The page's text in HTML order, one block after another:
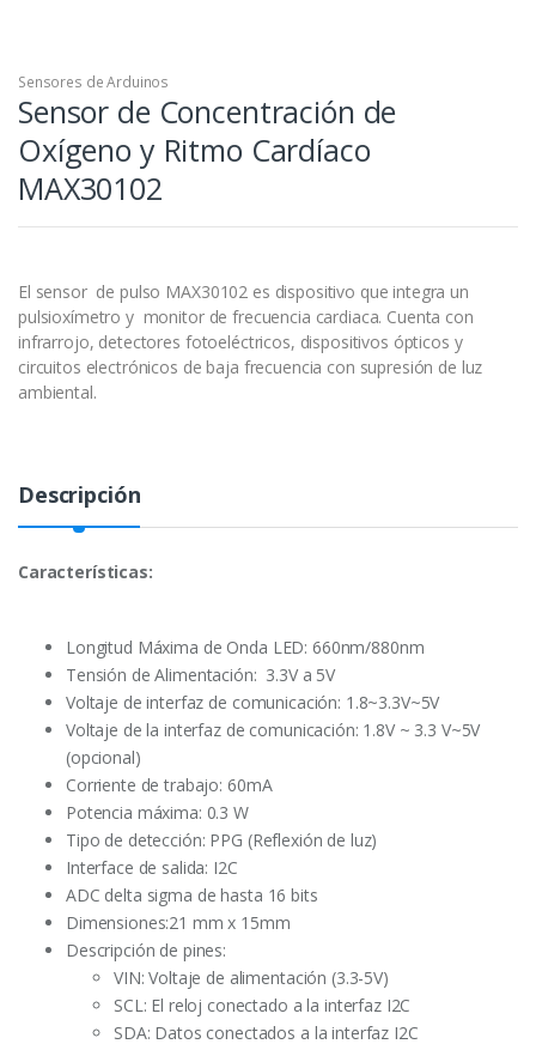
Sensores de Arduinos
Sensor de Concentración de
Oxígeno y Ritmo Cardíaco
MAX30102
El sensor de pulso MAX30102 es dispositivo que integra un
pulsioxímetro y monitor de frecuencia cardiaca. Cuenta con
infrarrojo, detectores fotoeléctricos, dispositivos ópticos y
circuitos electrónicos de baja frecuencia con supresión de luz
ambiental.
Descripción
Características:
Longitud Máxima de Onda LED: 660nm/880nm
Tensión de Alimentación: 3.3V a 5V
Voltaje de interfaz de comunicación: 1.8~3.3V~5V
Voltaje de la interfaz de comunicación: 1.8V ~ 3.3 V~5V
(opcional)
Corriente de trabajo: 60mA
Potencia máxima: 0.3 W
Tipo de detección: PPG (Reflexión de luz)
Interface de salida: I2C
ADC delta sigma de hasta 16 bits
Dimensiones:21 mm x 15mm
Descripción de pines:
VIN: Voltaje de alimentación (3.3-5V)
SCL: El reloj conectado a la interfaz I2C
SDA: Datos conectados a la interfaz I2C